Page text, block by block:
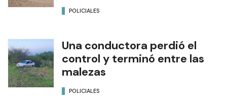
POLICIALES
Una conductora perdió el
control y terminó entre las
malezas
POLICIALES